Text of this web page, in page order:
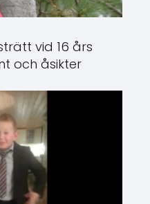
vid 16 års
och åsikter